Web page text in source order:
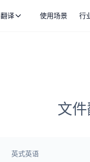
翻译 使用场景 行
文
英式英语